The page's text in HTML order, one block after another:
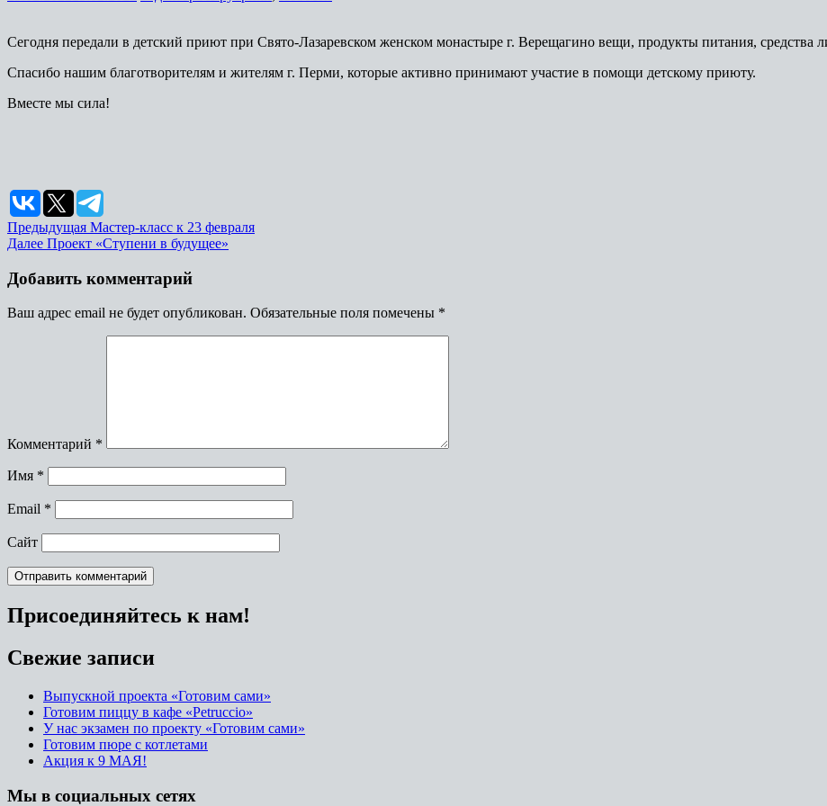
Сегодня передали в детский приют при Свято-Лазаревском женском монастыре г. Верещагино вещи, продукты питания, средства
Спасибо нашим благотворителям и жителям г. Перми, которые активно принимают участие в помощи детскому приюту.
Вместе мы сила!
Предыдущая Мастер-класс к 23 февраля
Далее Проект «Ступени в будущее»
Добавить комментарий
Ваш адрес email не будет опубликован. Обязательные поля помечены *
Комментарий *
Имя *
Email *
Сайт
Присоединяйтесь к нам!
Свежие записи
Выпускной проекта «Готовим сами»
Готовим пиццу в кафе «Petruccio»
У нас экзамен по проекту «Готовим сами»
Готовим пюре с котлетами
Акция к 9 МАЯ!
Мы в социальных сетях